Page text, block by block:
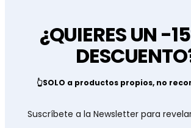
¿QUIERES UN -
👆SOLO a productos propios, no
Suscríbete a la Newsletter para revelar